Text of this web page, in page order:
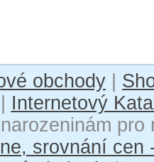
obchody
Internetový
srovnání cen